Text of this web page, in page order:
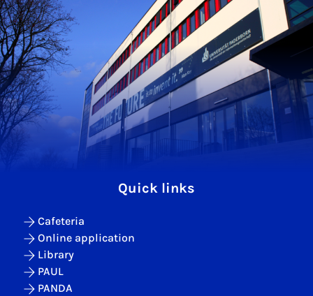
Quick links
Cafeteria
Online application
Library
PAUL
PANDA